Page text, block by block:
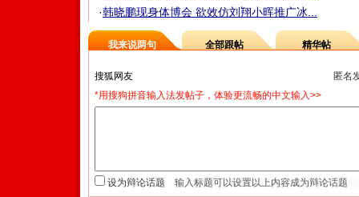
·韩晓鹏现身体博会 欲效仿刘翔小晖推广冰...
我来说两句 全部跟帖 精华帖
匿名
*用搜狗拼音输入法发帖子，体验更流畅的中文输入>>
设为辩论话题